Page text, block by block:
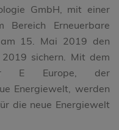
GmbH, mit einer
Bereich Erneuerbare
15. Mai 2019 den
sichern. Mit dem
E Europe, der
Energiewelt, werden
die neue Energiewelt